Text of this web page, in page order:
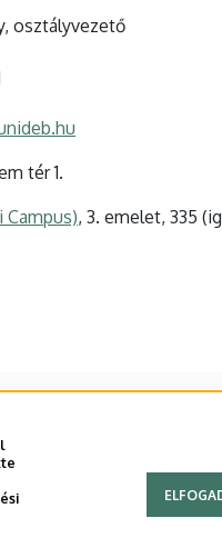
osztályvezető
tér 1.
, 3. emelet, 335
a DE